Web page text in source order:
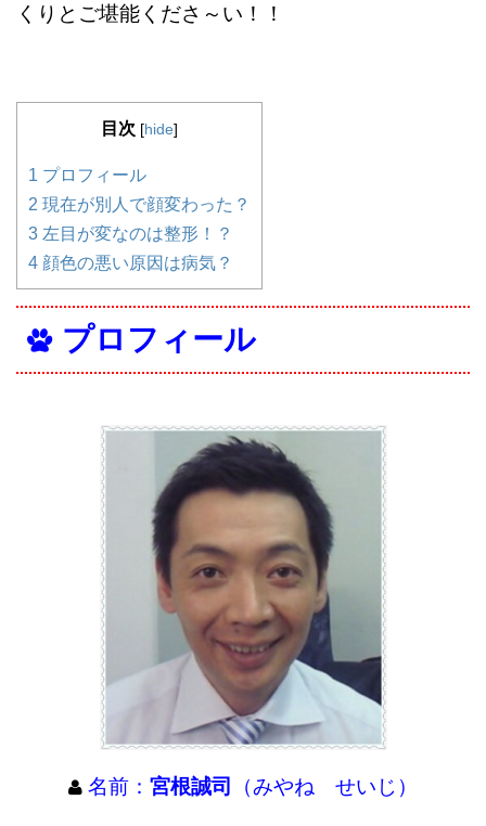
くりとご堪能くださ～い！！
目次 [hide]
1 プロフィール
2 現在が別人で顔変わった？
3 左目が変なのは整形！？
4 顔色の悪い原因は病気？
プロフィール
名前： 宮根誠司 （みやね せいじ）